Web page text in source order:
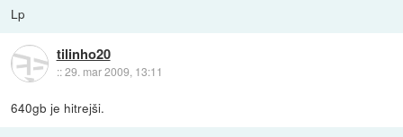
Lp
tilinho20
::29. mar 2009, 13:11
640gb je hitrejši.